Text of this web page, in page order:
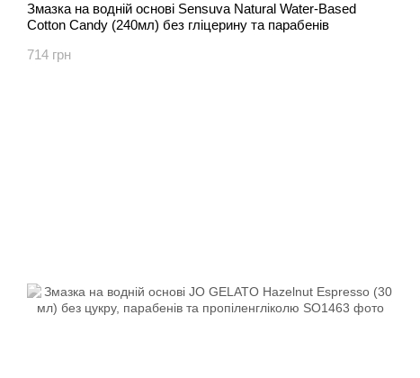
Змазка на водній основі Sensuva Natural Water-Based
Cotton Candy (240мл) без гліцерину та парабенів
714 грн